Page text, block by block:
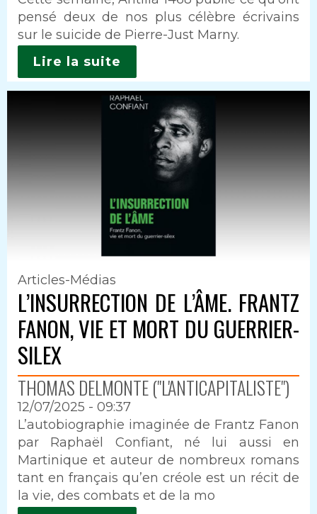
pensé deux de nos plus célèbre écrivains
sur le suicide de Pierre-Just Marny.
Lire la suite
Articles-Médias
L’INSURRECTION DE L’ÂME. FRANTZ
FANON, VIE ET MORT DU GUERRIER-
SILEX
THOMAS DELMONTE ("L'ANTICAPITALISTE")
12/07/2025 - 09:37
Intro
L’autobiographie imaginée de Frantz Fanon
par Raphaël Confiant, né lui aussi en
Martinique et auteur de nombreux romans
tant en français qu’en créole est un récit de
la vie, des combats et de la mo